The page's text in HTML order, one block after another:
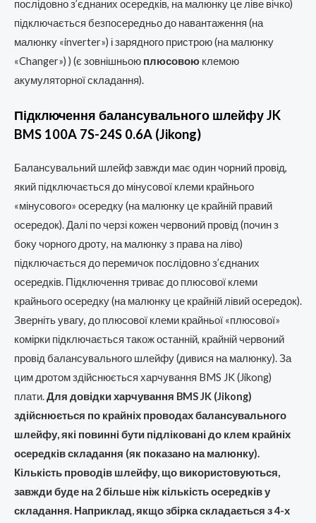
послідовно з’єднаних осередків, на малюнку це ліве вічко)
підключається безпосередньо до навантаження (на
малюнку «inverter») і зарядного пристрою (на малюнку
«Changer») ) (є зовнішньою плюсовою клемою
акумуляторної складання).
Підключення балансувального шлейфу JK
BMS 100A 7S-24S 0.6A (Jikong)
Балансувальний шлейф завжди має один чорний провід,
який підключається до мінусової клеми крайнього
«мінусового» осередку (на малюнку це крайній правий
осередок). Далі по черзі кожен червоний провід (почин з
боку чорного дроту, на малюнку з права на ліво)
підключається до перемичок послідовно з’єднаних
осередків. Підключення триває до плюсової клеми
крайнього осередку (на малюнку це крайній лівий осередок).
Зверніть увагу, до плюсової клеми крайньої «плюсової»
комірки підключається також останній, крайній червоний
провід балансувального шлейфу (дивися на малюнку). За
цим дротом здійснюється харчування BMS JK (Jikong)
плати.Для довідки харчування BMS JK (Jikong)
здійснюється по крайніх проводах балансувального
шлейфу, які повинні бути підліковані до клем крайніх
осередків складання (як показано на малюнку).
Кількість проводів шлейфу, що використовуються,
завжди буде на 2 більше ніж кількість осередків у
складання. Наприклад, якщо збірка складається з 4-х